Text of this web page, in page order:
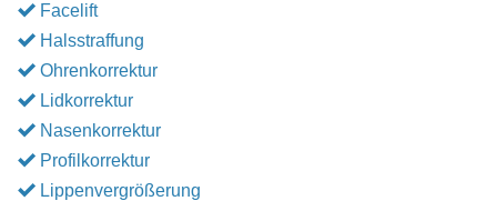
Facelift
Halsstraffung
Ohrenkorrektur
Lidkorrektur
Nasenkorrektur
Profilkorrektur
Lippenvergrößerung